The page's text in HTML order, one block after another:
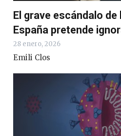
El grave escándalo de
España pretende
28 enero, 2026
Emili Clos